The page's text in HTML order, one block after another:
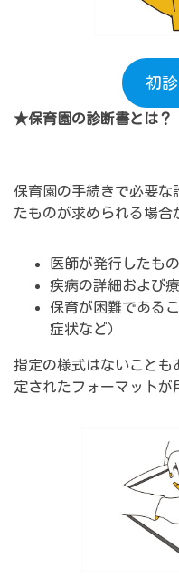
初
★保育園の診断書とは？
保育園の手続きで必要な
たものが求められる場合
医師が発行したもの
疾病の詳細および
保育が困難である
症状など）
指定の様式はないことも
定されたフォーマットが